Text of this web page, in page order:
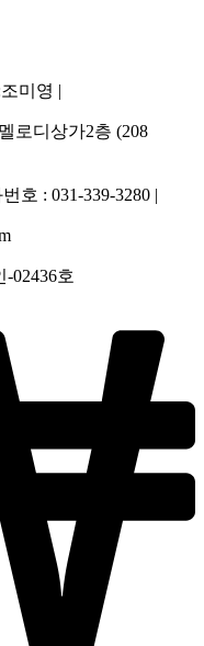
미영 |
로디상가2층 (208
호 : 031-339-3280 |
02436호